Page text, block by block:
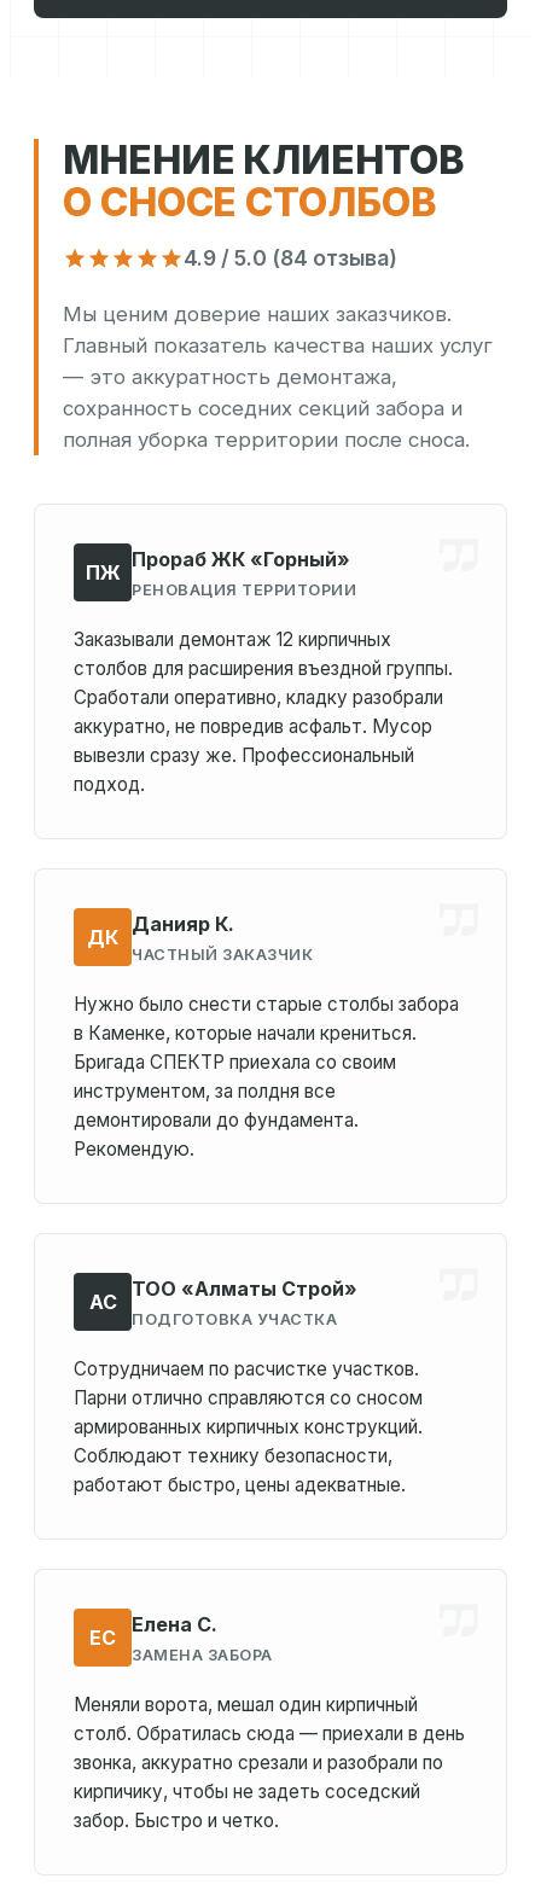
МНЕНИЕ КЛИЕНТОВ
О СНОСЕ СТОЛБОВ
4.9 / 5.0 (84 отзыва)
Мы ценим доверие наших заказчиков.
Главный показатель качества наших услуг
— это аккуратность демонтажа,
сохранность соседних секций забора и
полная уборка территории после сноса.
ПЖ
Прораб ЖК «Горный»
РЕНОВАЦИЯ ТЕРРИТОРИИ
Заказывали демонтаж 12 кирпичных
столбов для расширения въездной группы.
Сработали оперативно, кладку разобрали
аккуратно, не повредив асфальт. Мусор
вывезли сразу же. Профессиональный
подход.
ДК
Данияр К.
ЧАСТНЫЙ ЗАКАЗЧИК
Нужно было снести старые столбы забора
в Каменке, которые начали крениться.
Бригада СПЕКТР приехала со своим
инструментом, за полдня все
демонтировали до фундамента.
Рекомендую.
АС
ТОО «Алматы Строй»
ПОДГОТОВКА УЧАСТКА
Сотрудничаем по расчистке участков.
Парни отлично справляются со сносом
армированных кирпичных конструкций.
Соблюдают технику безопасности,
работают быстро, цены адекватные.
ЕС
Елена С.
ЗАМЕНА ЗАБОРА
Меняли ворота, мешал один кирпичный
столб. Обратилась сюда — приехали в день
звонка, аккуратно срезали и разобрали по
кирпичику, чтобы не задеть соседский
забор. Быстро и четко.